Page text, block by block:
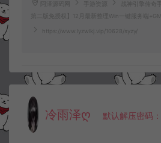
阿泽源码网 手游资源
战神引擎传奇
第二版免授权】12月最新整理Win一键服务端
https://www.lyzwlkj.vip/10628/syzy/
冷雨泽ღ 默认解压密码